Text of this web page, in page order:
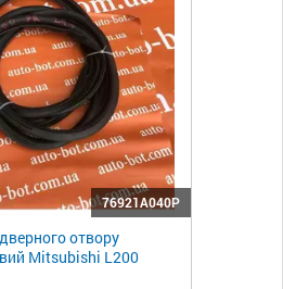
76921A040P
отвору
Mitsubishi L200